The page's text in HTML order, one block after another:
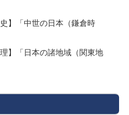
】「中世の日本（鎌倉時
】「日本の諸地域（関東地